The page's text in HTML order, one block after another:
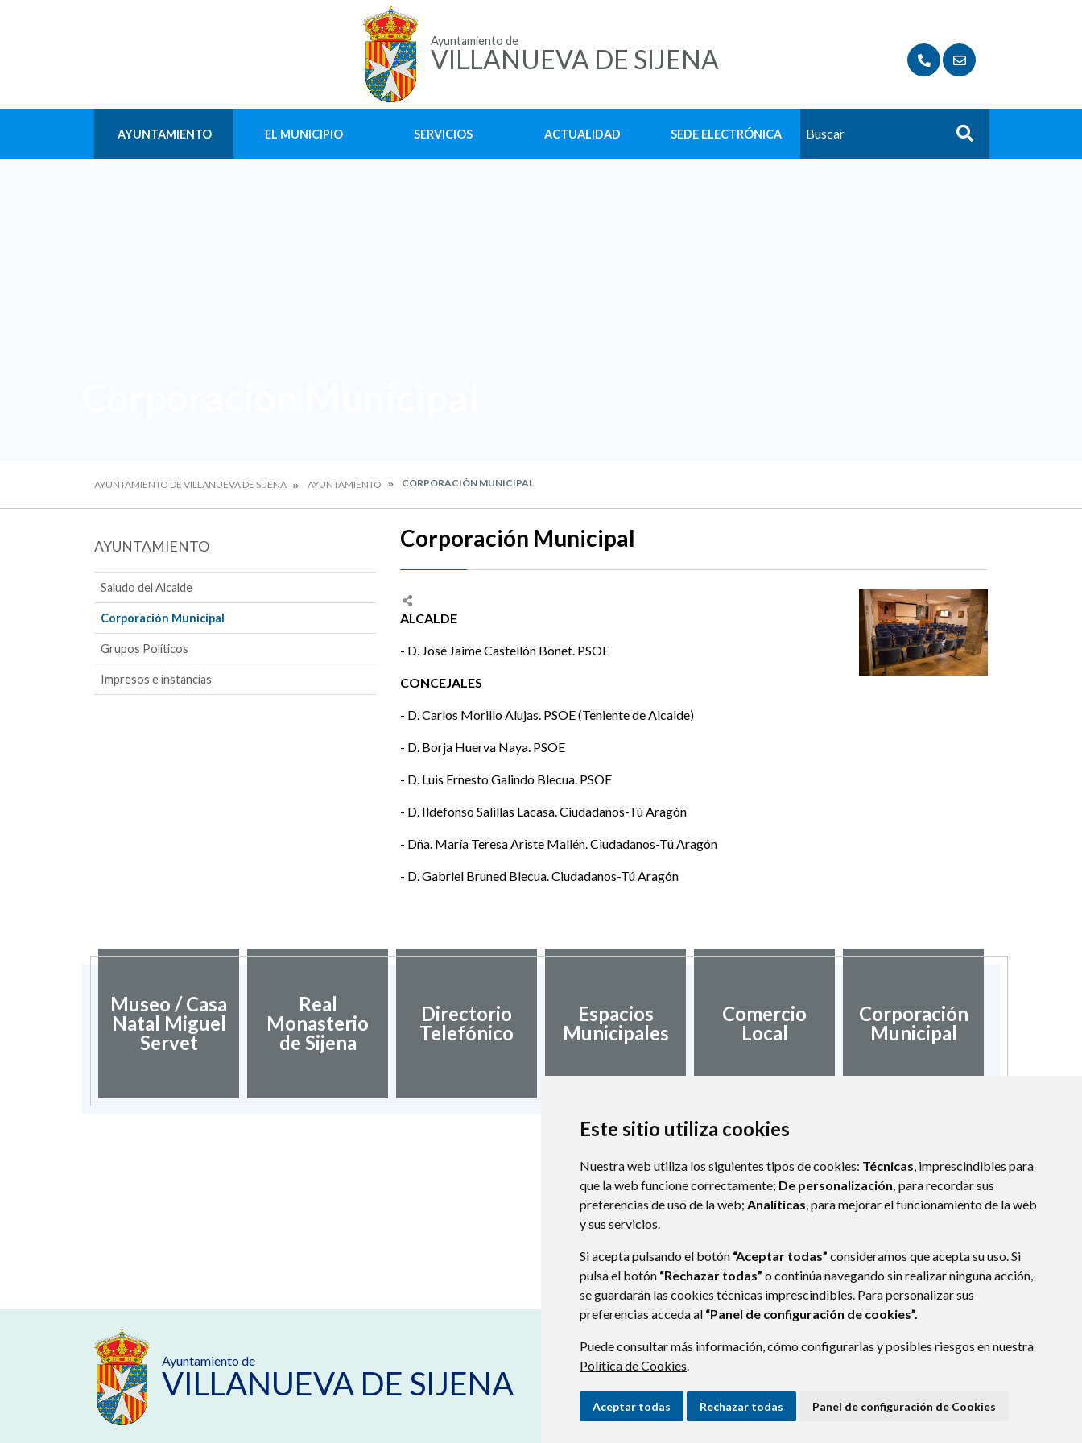
Este sitio utiliza cookies
Nuestra web utiliza los siguientes tipos de cookies: Técnicas, imprescindibles para
que la web funcione correctamente; De personalización, para recordar sus
preferencias de uso de la web; Analíticas, para mejorar el funcionamiento de la web
y sus servicios.
Si acepta pulsando el botón “Aceptar todas” consideramos que acepta su uso. Si
pulsa el botón “Rechazar todas” o continúa navegando sin realizar ninguna acción,
se guardarán las cookies técnicas imprescindibles. Para personalizar sus
preferencias acceda al “Panel de configuración de cookies”.
Puede consultar más información, cómo configurarlas y posibles riesgos en nuestra
Política de Cookies.
Aceptar todas Rechazar todas Panel de configuración de Cookies
Ayuntamiento de
VILLANUEVA DE SIJENA
AYUNTAMIENTO EL MUNICIPIO SERVICIOS ACTUALIDAD SEDE ELECTRÓNICA Buscar
AYUNTAMIENTO DE VILLANUEVA DE SIJENA AYUNTAMIENTO CORPORACIÓN MUNICIPAL
AYUNTAMIENTO
Saludo del Alcalde
Corporación Municipal
Grupos Políticos
Impresos e instancias
Corporación Municipal
ALCALDE
- D. José Jaime Castellón Bonet. PSOE
CONCEJALES
- D. Carlos Morillo Alujas. PSOE (Teniente de Alcalde)
- D. Borja Huerva Naya. PSOE
- D. Luis Ernesto Galindo Blecua. PSOE
- D. Ildefonso Salillas Lacasa. Ciudadanos-Tú Aragón
- Dña. María Teresa Ariste Mallén. Ciudadanos-Tú Aragón
- D. Gabriel Bruned Blecua. Ciudadanos-Tú Aragón
Museo / Casa
Natal Miguel
Servet
Real
Monasterio
de Sijena
Directorio
Telefónico
Espacios
Municipales
Comercio
Local
Corporación
Municipal
Ayuntamiento de
VILLANUEVA DE SIJENA
VILLANUEVA DE SIJENA - ARAGÓN
(ESPAÑA)
974578137
aytovillanueva@monegros.net